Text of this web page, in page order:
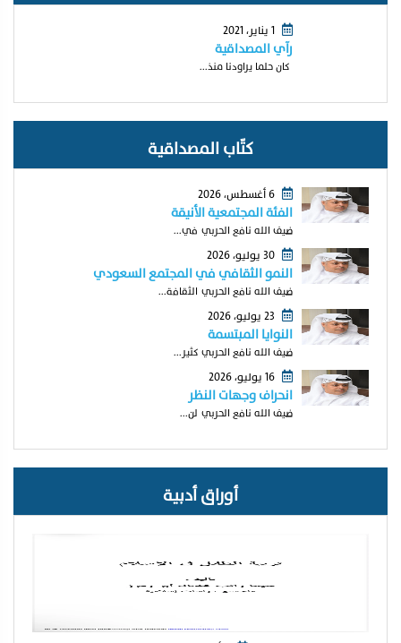
1 يناير، 2021
رآي المصداقية
كان حلما يراودنا منذ...
كتّاب المصداقية
6 أغسطس، 2026
الفئة المجتمعية الأنيقة
ضيف الله نافع الحربي في...
30 يوليو، 2026
النمو الثقافي في المجتمع السعودي
ضيف الله نافع الحربي الثقافة...
النوايا المبتسمة
ضيف الله نافع الحربي كثير...
16 يوليو، 2026
انحراف وجهات النظر
ضيف الله نافع الحربي لن...
أوراق أدبية